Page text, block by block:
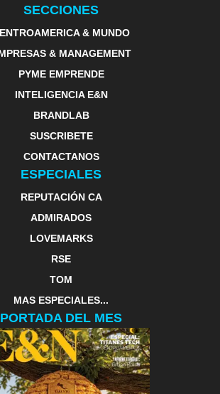
SECCIONES
& MUNDO
& MANAGEMENT
PYME EMPRENDE
INTELIGENCIA E&N
BRANDLAB
SUSCRIBETE
CONTACTANOS
ESPECIALES
REPUTACIÓN CA
ADMIRADOS
LOVEMARKS
RSE
TOM
MAS ESPECIALES...
PORTADA DEL MES